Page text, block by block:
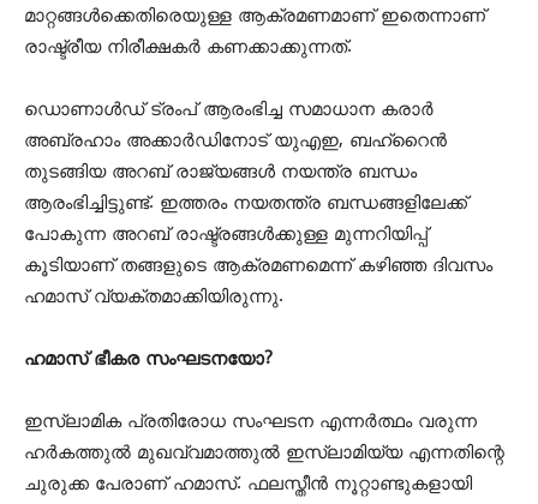
മാറ്റങ്ങള്‍ക്കെതിരെയുള്ള ആക്രമണമാണ് ഇതെന്നാണ്
രാഷ്ട്രീയ നിരീക്ഷകര്‍ കണക്കാക്കുന്നത്.
ഡൊണാള്‍ഡ് ട്രംപ് ആരംഭിച്ച സമാധാന കരാര്‍
അബ്രഹാം അക്കാര്‍ഡിനോട് യുഎഇ, ബഹ്‌റൈന്‍
തുടങ്ങിയ അറബ് രാജ്യങ്ങള്‍ നയന്ത്ര ബന്ധം
ആരംഭിച്ചിട്ടുണ്ട്. ഇത്തരം നയതന്ത്ര ബന്ധങ്ങളിലേക്ക്
പോകുന്ന അറബ് രാഷ്ട്രങ്ങള്‍ക്കുള്ള മുന്നറിയിപ്പ്
കൂടിയാണ് തങ്ങളുടെ ആക്രമണമെന്ന് കഴിഞ്ഞ ദിവസം
ഹമാസ് വ്യക്തമാക്കിയിരുന്നു.
ഹമാസ് ഭീകര സംഘടനയോ?
ഇസ്ലാമിക പ്രതിരോധ സംഘടന എന്നര്‍ത്ഥം വരുന്ന
ഹര്‍കത്തുല്‍ മുഖവ്വമാത്തുല്‍ ഇസ്ലാമിയ്യ എന്നതിന്റെ
ചുരുക്ക പേരാണ് ഹമാസ്. ഫലസ്തീന്‍ നൂറ്റാണ്ടുകളായി